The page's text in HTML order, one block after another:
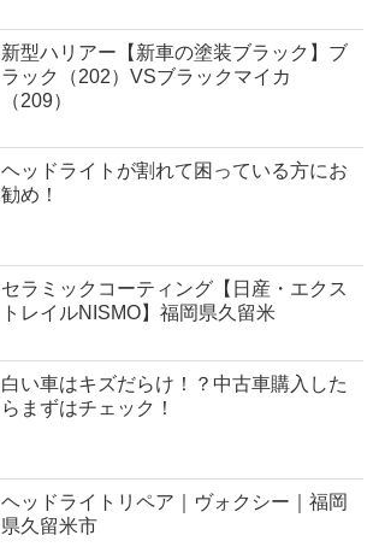
新型ハリアー【新車の塗装ブラック】ブ
ラック（202）VSブラックマイカ
（209）
ヘッドライトが割れて困っている方にお
勧め！
セラミックコーティング【日産・エクス
トレイルNISMO】福岡県久留米
白い車はキズだらけ！？中古車購入した
らまずはチェック！
ヘッドライトリペア｜ヴォクシー｜福岡
県久留米市